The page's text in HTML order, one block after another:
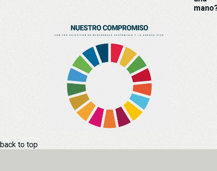
back to top